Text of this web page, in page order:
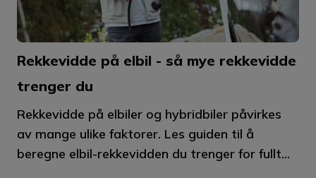
Rekkevidde på elbil - så mye rekkevidde
trenger du
Rekkevidde på elbiler og hybridbiler påvirkes
av mange ulike faktorer. Les guiden til å
beregne elbil-rekkevidden du trenger for fullt...